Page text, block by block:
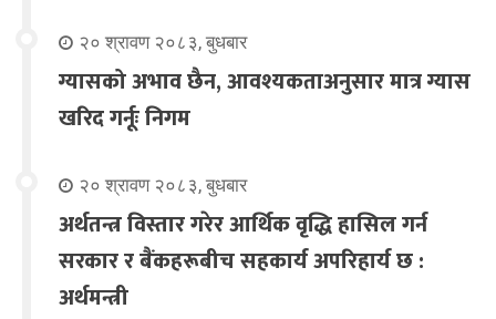
२० श्रावण २०८३, बुधबार
ग्यासको अभाव छैन, आवश्यकताअनुसार मात्र ग्यास
खरिद गर्नूः निगम
२० श्रावण २०८३, बुधबार
अर्थतन्त्र विस्तार गरेर आर्थिक वृद्धि हासिल गर्न
सरकार र बैंकहरूबीच सहकार्य अपरिहार्य छ :
अर्थमन्त्री